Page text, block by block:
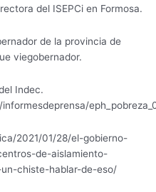
del ISEPCi en Formosa.
de la provincia de
viegobernador.
Indec.
2021/01/28/el-gobierno-
de-aislamiento-
chiste-hablar-de-eso/